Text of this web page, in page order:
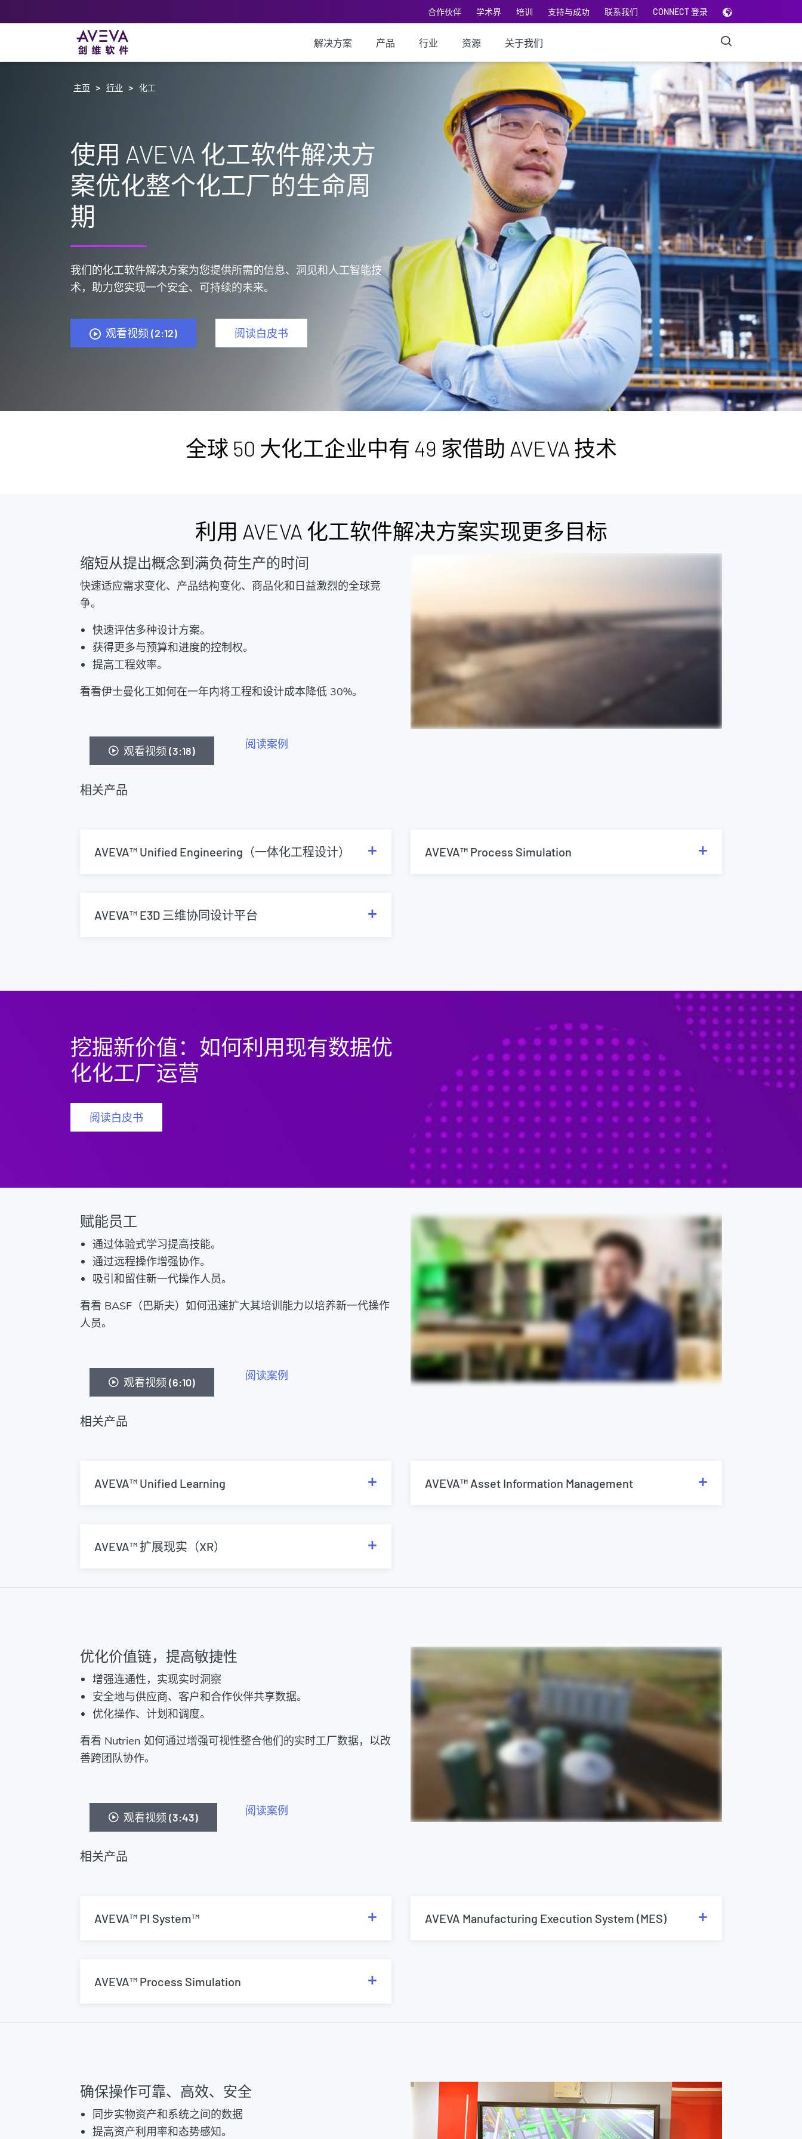
合作伙伴 学术界 培训 支持与成功 联系我们 CONNECT 登录
解决方案 产品 行业 资源 关于我们
主页 行业 化工
使用 AVEVA 化工软件解决方
案优化整个化工厂的生命周
期
我们的化工软件解决方案为您提供所需的信息、洞见和人工智能技
术，助力您实现一个安全、可持续的未来。
观看视频 (2:12) 阅读白皮书
全球 50 大化工企业中有 49 家借助 AVEVA 技术
利用 AVEVA 化工软件解决方案实现更多目标
缩短从提出概念到满负荷生产的时间
快速适应需求变化、产品结构变化、商品化和日益激烈的全球竞
争。
快速评估多种设计方案。
获得更多与预算和进度的控制权。
提高工程效率。
看看伊士曼化工如何在一年内将工程和设计成本降低 30%。
观看视频 (3:18)
阅读案例
相关产品
AVEVA™ Unified Engineering（一体化工程设计）
AVEVA™ E3D 三维协同设计平台
AVEVA™ Process Simulation
挖掘新价值：如何利用现有数据优
化化工厂运营
阅读白皮书
赋能员工
通过体验式学习提高技能。
通过远程操作增强协作。
吸引和留住新一代操作人员。
看看 BASF（巴斯夫）如何迅速扩大其培训能力以培养新一代操作
人员。
观看视频 (6:10)
阅读案例
相关产品
AVEVA™ Unified Learning
AVEVA™ 扩展现实（XR）
AVEVA™ Asset Information Management
优化价值链，提高敏捷性
增强连通性，实现实时洞察
安全地与供应商、客户和合作伙伴共享数据。
优化操作、计划和调度。
看看 Nutrien 如何通过增强可视性整合他们的实时工厂数据，以改
善跨团队协作。
观看视频 (3:43)
阅读案例
相关产品
AVEVA™ PI System™
AVEVA™ Process Simulation
AVEVA Manufacturing Execution System (MES)
确保操作可靠、高效、安全
同步实物资产和系统之间的数据
提高资产利用率和态势感知。